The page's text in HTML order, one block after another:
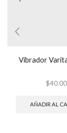
Vibrador
$40.00
AÑADIR AL